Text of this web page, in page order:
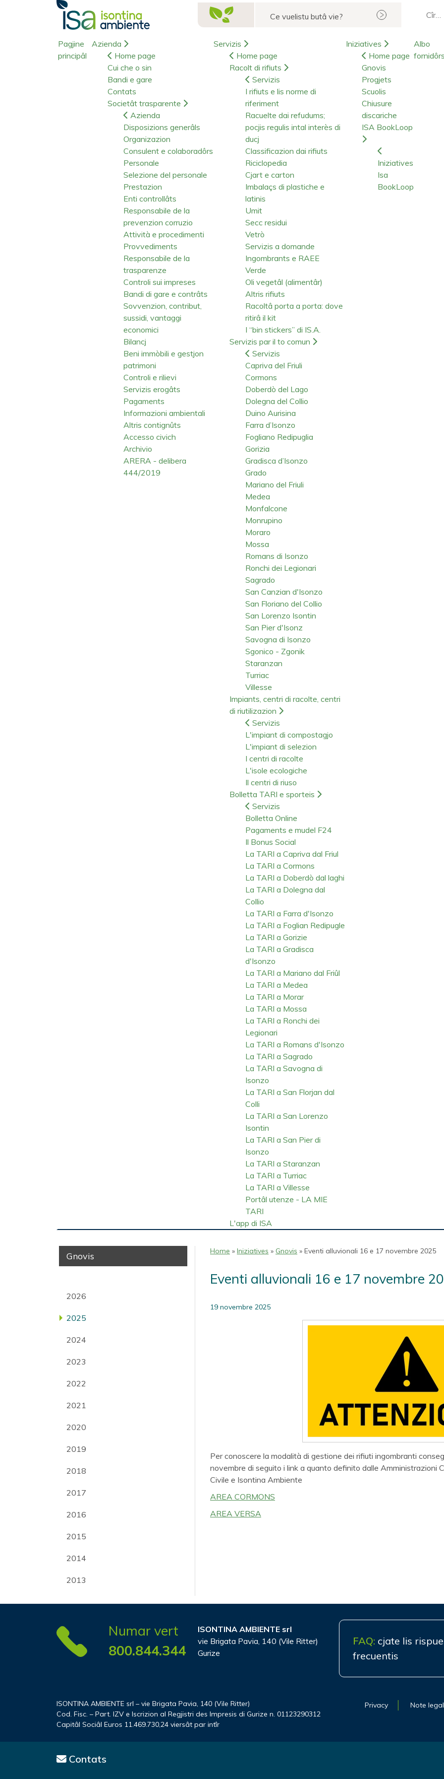
Cerca
Pagjine
principâl
Azienda
Home page
Cui che o sin
Bandi e gare
Contats
Societât trasparente
Azienda
Disposizions generâls
Organizazion
Consulent e colaboradôrs
Personale
Selezione del personale
Prestazion
Enti controllâts
Responsabile de la
prevenzion corruzio
Attività e procedimenti
Provvediments
Responsabile de la
trasparenze
Controli sui impreses
Bandi di gare e contrâts
Sovvenzion, contribut,
sussidi, vantaggi
economici
Bilancj
Beni immòbili e gestjon
patrimoni
Controli e rilievi
Servizis erogâts
Pagaments
Informazioni ambientali
Altris contignûts
Accesso civich
Archivio
ARERA - delibera
444/2019
Servizis
Home page
Racolt di rifiuts
Servizis
I rifiuts e lis norme di
riferiment
Racuelte dai refudums;
pocjis regulis intal interès di
ducj
Classificazion dai rifiuts
Riciclopedia
Cjart e carton
Imbalaçs di plastiche e
latinis
Umit
Secc residui
Vetrò
Servizis a domande
Ingombrants e RAEE
Verde
Oli vegetâl (alimentâr)
Altris rifiuts
Racoltâ porta a porta: dove
ritirâ il kit
I “bin stickers” di IS.A.
Servizis par il to comun
Servizis
Capriva del Friuli
Cormons
Doberdò del Lago
Dolegna del Collio
Duino Aurisina
Farra d’Isonzo
Fogliano Redipuglia
Gorizia
Gradisca d’Isonzo
Grado
Mariano del Friuli
Medea
Monfalcone
Monrupino
Moraro
Mossa
Romans di Isonzo
Ronchi dei Legionari
Sagrado
San Canzian d'Isonzo
San Floriano del Collio
San Lorenzo Isontin
San Pier d'Isonz
Savogna di Isonzo
Sgonico - Zgonik
Staranzan
Turriac
Villesse
Impiants, centri di racolte, centri
di riutilizazion
Servizis
L'impiant di compostagjo
L'impiant di selezion
I centri di racolte
L'isole ecologiche
Il centri di riuso
Bolletta TARI e sporteis
Servizis
Bolletta Online
Pagaments e mudel F24
Il Bonus Social
La TARI a Capriva dal Friul
La TARI a Cormons
La TARI a Doberdò dal laghi
La TARI a Dolegna dal
Collio
La TARI a Farra d'Isonzo
La TARI a Foglian Redipugle
La TARI a Gorizie
La TARI a Gradisca
d'Isonzo
La TARI a Mariano dal Friûl
La TARI a Medea
La TARI a Morar
La TARI a Mossa
La TARI a Ronchi dei
Legionari
La TARI a Romans d'Isonzo
La TARI a Sagrado
La TARI a Savogna di
Isonzo
La TARI a San Florjan dal
Colli
La TARI a San Lorenzo
Isontin
La TARI a San Pier di
Isonzo
La TARI a Staranzan
La TARI a Turriac
La TARI a Villesse
Portâl utenze - LA MIE
TARI
L'app di ISA
Iniziatives
Home page
Gnovis
Progjets
Scuolis
Chiusure
discariche
ISA BookLoop
Iniziatives
Isa
BookLoop
Albo
Gnovis
2026
2025
2024
2023
2022
2021
2020
2019
2018
2017
2016
2015
2014
2013
Home » Iniziatives » Gnovis » Eventi alluvionali 16 e 17 novembre 2025
Eventi alluvionali 16 e 17 novembre
19 novembre 2025
Per conoscere la modalità di gestione dei rifiuti ingombranti
novembre di seguito i link a quanto definito dalle Amministrazioni
Civile e Isontina Ambiente
AREA CORMONS
AREA VERSA
Numar vert
800.844.344
ISONTINA AMBIENTE srl
vie Brigata Pavia, 140 (Vile Ritter)
Gurize
FAQ: cjate lis
frecuentis
ISONTINA AMBIENTE srl – vie Brigata Pavia, 140 (Vile Ritter)
Cod. Fisc. – Part. IZV e Iscrizion al Regjistri des Impresis di Gurize n. 01123290312
Capitâl Sociâl Euros 11.469.730,24 viersât par intîr
Privacy Note
Contats